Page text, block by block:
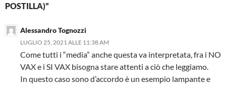
POSTILLA)”
Alessandro Tognozzi
LUGLIO 25, 2021 ALLE 11:38 AM
Come tutti i “media” anche questa va interpretata, fra i NO
VAX e i SI VAX bisogna stare attenti a ciò che leggiamo.
In questo caso sono d’accordo è un esempio lampante e